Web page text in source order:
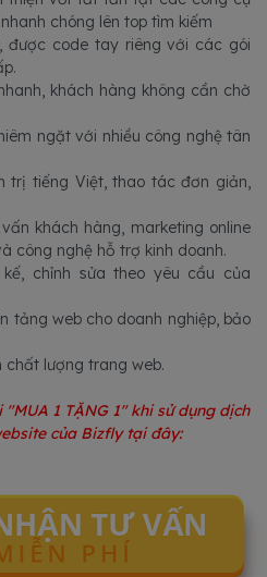
chóng lên top tìm kiếm
được code tay riêng với các gói
khách hàng không cần chờ
ngặt với nhiều công nghệ tân
trị tiếng Việt, thao tác đơn giản,
khách hàng, marketing online
công nghệ hỗ trợ kinh doanh.
chỉnh sửa theo yêu cầu của
tảng web cho doanh nghiệp, bảo
chất lượng trang web.
1 TẶNG 1" khi sử dụng dịch
của Bizfly tại đây: